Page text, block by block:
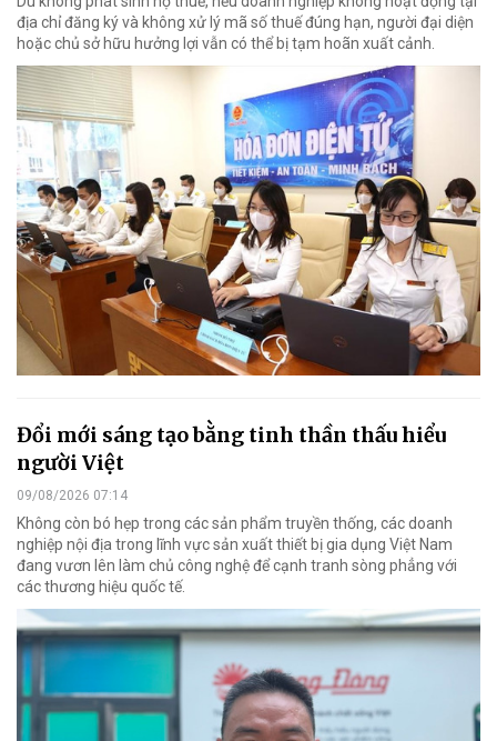
địa chỉ đăng ký và không xử lý mã số thuế đúng hạn, người đại diện
hoặc chủ sở hữu hưởng lợi vẫn có thể bị tạm hoãn xuất cảnh.
Đổi mới sáng tạo bằng tinh thần thấu hiểu
người Việt
09/08/2026 07:14
Không còn bó hẹp trong các sản phẩm truyền thống, các doanh
nghiệp nội địa trong lĩnh vực sản xuất thiết bị gia dụng Việt Nam
đang vươn lên làm chủ công nghệ để cạnh tranh sòng phẳng với
các thương hiệu quốc tế.